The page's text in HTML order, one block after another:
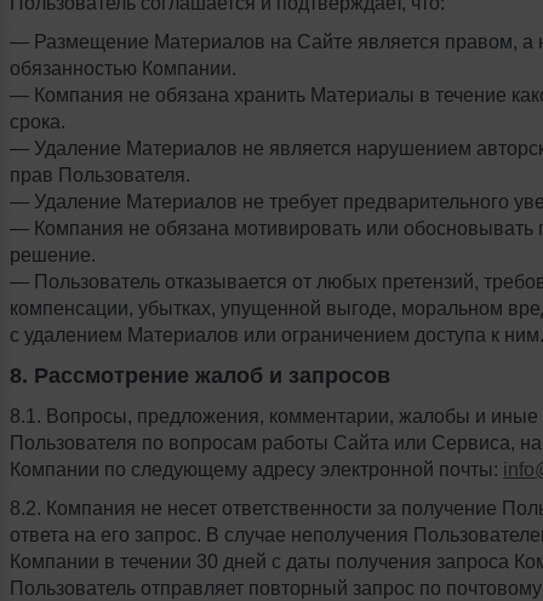
— Размещение Материалов на Сайте является правом, а
обязанностью Компании.
— Компания не обязана хранить Материалы в течение
срока.
— Удаление Материалов не является нарушением
прав Пользователя.
— Удаление Материалов не требует предварительного
— Компания не обязана мотивировать или обосновывать
решение.
— Пользователь отказывается от любых претензий,
компенсации, убытках, упущенной выгоде, моральном
с удалением Материалов или ограничением доступа к ним.
8. Рассмотрение жалоб и запросов
8.1. Вопросы, предложения, комментарии, жалобы и
Пользователя по вопросам работы Сайта или Сервиса,
Компании по следующему адресу электронной почты:
8.2. Компания не несет ответственности за получение
ответа на его запрос. В случае неполучения
Компании в течении 30 дней с даты получения запроса
Пользователь отправляет повторный запрос по